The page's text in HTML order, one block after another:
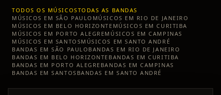
TODOS OS MÚSICOSTODAS AS BANDAS
MÚSICOS EM SÃO PAULO MÚSICOS EM RIO DE JANEIRO
MÚSICOS EM BELO HORIZONTE MÚSICOS EMCURITIBA
MÚSICOS EM PORTO ALEGREMÚSICOS EMCAMPINAS
MÚSICOS EM SANTOSMÚSICOS EMSANTO ANDRÉ
BANDAS EMSÃO PAULO BANDAS EM RIO DE JANEIRO
BANDAS EM BELO HORIZONTE BANDAS EMCURITIBA
BANDAS EM PORTO ALEGRE BANDAS EMCAMPINAS
BANDAS EMSANTOS BANDAS EMSANTO ANDRÉ